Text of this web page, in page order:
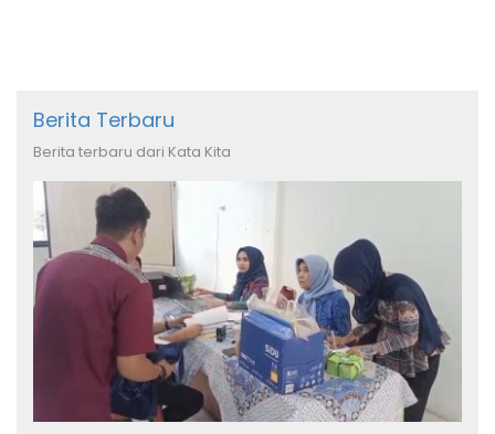
Berita Terbaru
Berita terbaru dari Kata Kita